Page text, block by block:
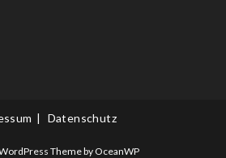
Datenschutz
Theme by OceanWP